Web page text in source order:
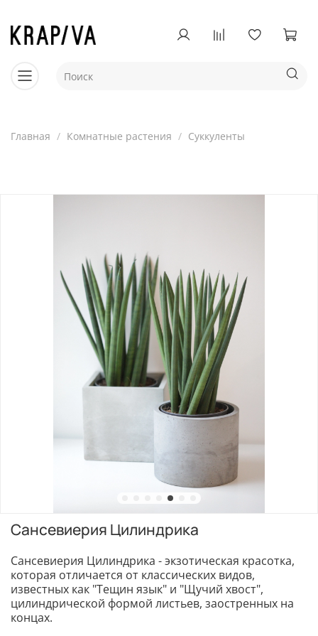
Главная Комнатные растения Суккуленты
Сансевиерия Цилиндрика
Сансевиерия Цилиндрика - экзотическая красотка,
которая отличается от классических видов,
известных как "Тещин язык" и "Щучий хвост",
цилиндрической формой листьев, заостренных на
концах.